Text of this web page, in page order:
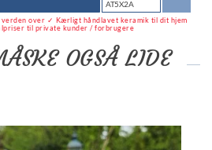
AT5X2A
over ✓ Kærligt håndlavet keramik til dit hjem
til private kunder / forbrugere
OGSÅ LIDE